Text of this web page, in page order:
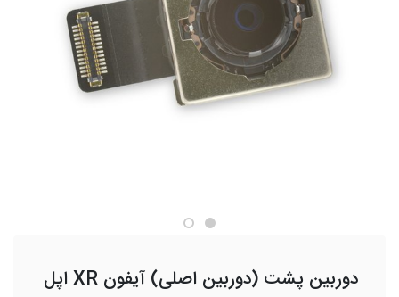
دوربین پشت (دوربین اصلی) آیفون XR اپل